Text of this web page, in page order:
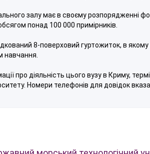
залу має в своєму розпорядженні
понад 100 000 примірників.
8-поверховий гуртожиток, в
навчання.
про діяльність цього вузу в Криму,
Номери телефонів для довідок